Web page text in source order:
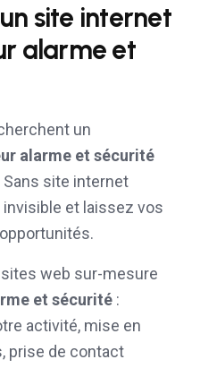
site internet
alarme et
un
alarme et sécurité
site internet
et laissez vos
web sur-mesure
et sécurité :
activité, mise en
prise de contact